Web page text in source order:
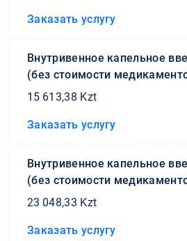
Заказать услугу
Внутривенное капельное
(без стоимости
15 613,38 Kzt
Заказать услугу
Внутривенное капельное
(без стоимости
23 048,33 Kzt
Заказать услугу